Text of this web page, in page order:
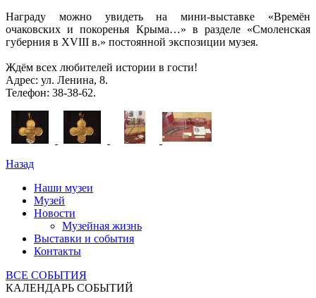
Награду можно увидеть на мини-выставке «Времён
очаковских и покоренья Крыма…» в разделе «Смоленская
губерния в XVIII в.» постоянной экспозиции музея.
Ждём всех любителей истории в гости!
Адрес: ул. Ленина, 8.
Телефон: 38-38-62.
Назад
Наши музеи
Музей
Новости
Музейная жизнь
Выставки и события
Контакты
ВСЕ СОБЫТИЯ
КАЛЕНДАРЬ СОБЫТИЙ